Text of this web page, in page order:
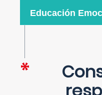
Educación